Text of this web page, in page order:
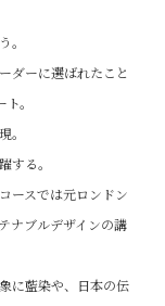
。
ダーに選ばれたこと
。
。
する。
ースでは元ロンドン
ナブルデザインの講
に藍染や、日本の伝